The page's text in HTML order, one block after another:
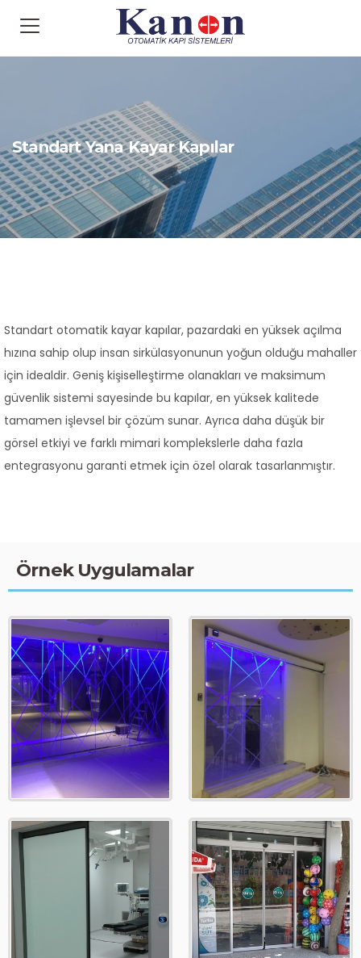
Standart Yana Kayar Kapılar
Standart otomatik kayar kapılar, pazardaki en yüksek açılma
hızına sahip olup insan sirkülasyonunun yoğun olduğu mahaller
için idealdir. Geniş kişiselleştirme olanakları ve maksimum
güvenlik sistemi sayesinde bu kapılar, en yüksek kalitede
tamamen işlevsel bir çözüm sunar. Ayrıca daha düşük bir
görsel etkiyi ve farklı mimari komplekslerle daha fazla
entegrasyonu garanti etmek için özel olarak tasarlanmıştır.
Örnek Uygulamalar